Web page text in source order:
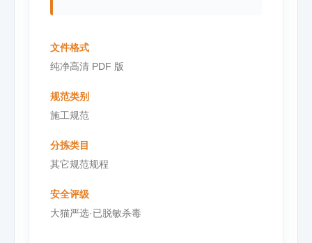
文件格式
纯净高清 PDF 版
规范类别
施工规范
分拣类目
其它规范规程
安全评级
大猫严选·已脱敏杀毒